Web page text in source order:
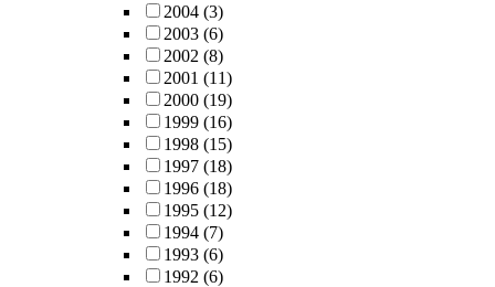
2004 (3)
2003 (6)
2002 (8)
2001 (11)
2000 (19)
1999 (16)
1998 (15)
1997 (18)
1996 (18)
1995 (12)
1994 (7)
1993 (6)
1992 (6)